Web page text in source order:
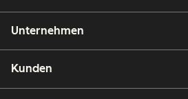
Unternehmen
Kunden